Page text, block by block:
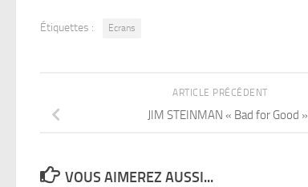
Étiquettes : Ecrans
ARTICLE PRÉCÉDENT
JIM STEINMAN « Bad for Good »
VOUS AIMEREZ AUSSI...